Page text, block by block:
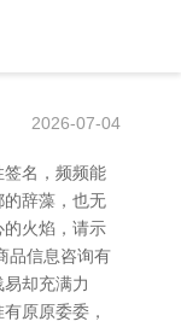
2026-07-04
名，频频能
辞藻，也无
的火焰，请示
品信息咨询有
易却充满力
原原委委，